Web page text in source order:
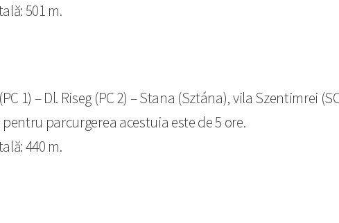
501 m.
1) – Dl. Riseg (PC 2) – Stana (Sztána), vila Szentimrei
parcurgerea acestuia este de 5 ore.
440 m.